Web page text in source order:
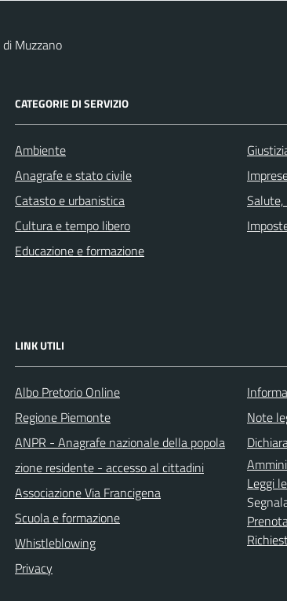
Muzzano
CATEGORIE DI SERVIZIO
Ambiente
Anagrafe e stato civile
Catasto e urbanistica
Cultura e tempo libero
Educazione e formazione
Salute,
LINK UTILI
Albo Pretorio Online
Regione Piemonte
ANPR - Anagrafe nazionale della popola
zione residente - accesso al cittadini
Associazione Via Francigena
Scuola e formazione
Whistleblowing
Privacy
Note
Leggi